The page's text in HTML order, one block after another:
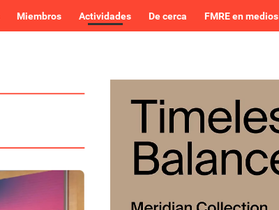
Miembros Actividades De cerca FMRE en medios